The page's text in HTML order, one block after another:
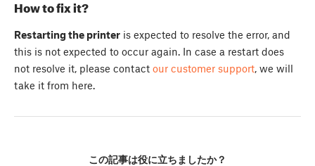
How to fix it?
Restarting the printer is expected to resolve the error, and
this is not expected to occur again. In case a restart does
not resolve it, please contact our customer support, we will
take it from here.
この記事は役に立ちましたか？